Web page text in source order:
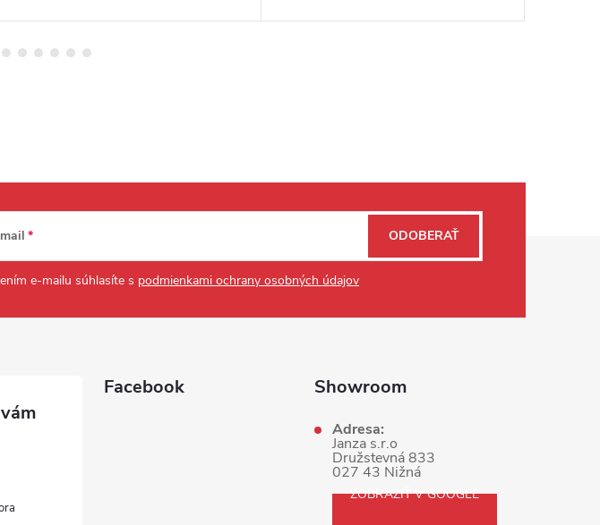
e-mailu súhlasíte s podmienkami ochrany osobných údajov
ODOBERAŤ
Facebook Showroom
Adresa:
Janza s.r.o
Družstevná 833
027 43 Nižná
ZOBRAZIŤ V GOOGLE